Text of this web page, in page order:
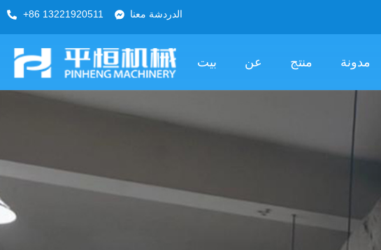
+86 13221920511 الدردشة معنا
بيت عن منتج مدونة